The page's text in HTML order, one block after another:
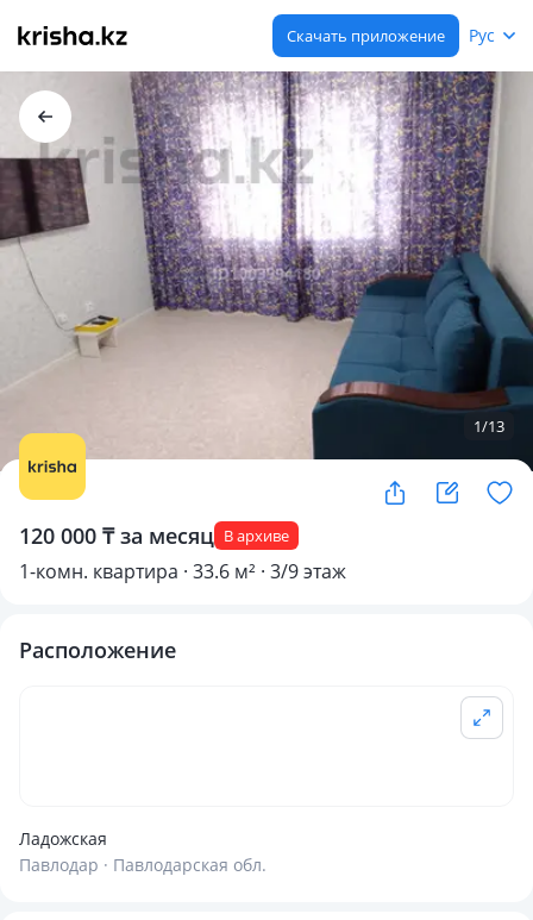
Скачать приложение Рус
1/13
120 000 ₸ за месяц В архиве
1-комн. квартира · 33.6 м² · 3/9 этаж
Расположение
Ладожская
Павлодар · Павлодарская обл.